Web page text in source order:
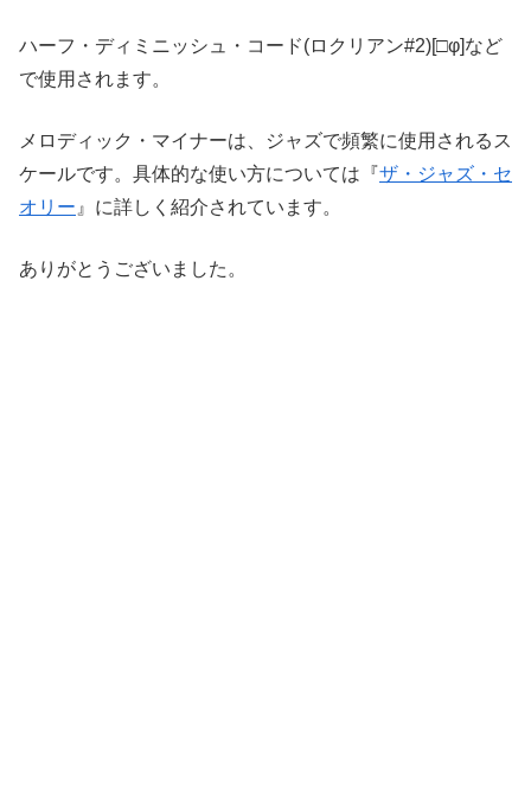
ハーフ・ディミニッシュ・コード(ロクリアン#2)[□φ]など
で使用されます。
メロディック・マイナーは、ジャズで頻繁に使用されるス
ケールです。具体的な使い方については『ザ・ジャズ・セ
オリー 』に詳しく紹介されています。
ありがとうございました。